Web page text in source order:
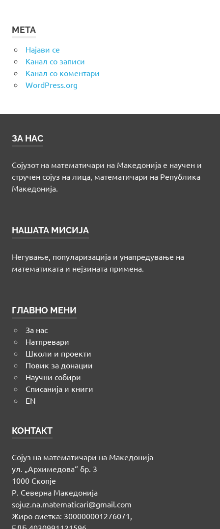
МЕТА
Најави се
Канал со записи
Канал со коментари
WordPress.org
ЗА НАС
Сојузот на математичари на Македонија е научен и
стручен сојуз на лица, математичари на Република
Македонија.
НАШАТА МИСИЈА
Негување, популаризација и унапредување на
математиката и нејзината примена.
ГЛАВНО МЕНИ
За нас
Натпревари
Школи и проекти
Повик за донации
Научни собири
Списанија и книги
EN
КОНТАКТ
Сојуз на математичари на Македонија
ул. „Архимедова“ бр. 3
1000 Скопје
Р. Северна Македонија
sojuz.na.matematicari@gmail.com
Жиро сметка: 300000001276071,